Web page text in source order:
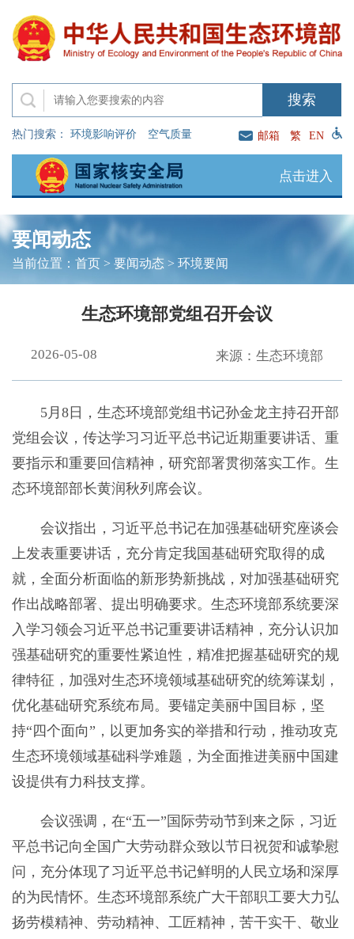
热门搜索： 环境影响评价 空气质量 邮箱 繁 EN
点击进入
要闻动态
当前位置： 首页> 要闻动态 > 环境要闻
生态环境部党组召开会议
2026-05-08 来源：生态环境部
5月8日，生态环境部党组书记孙金龙主持召开部
党组会议，传达学习习近平总书记近期重要讲话、重
要指示和重要回信精神，研究部署贯彻落实工作。生
态环境部部长黄润秋列席会议。
会议指出，习近平总书记在加强基础研究座谈会
上发表重要讲话，充分肯定我国基础研究取得的成
就，全面分析面临的新形势新挑战，对加强基础研究
作出战略部署、提出明确要求。生态环境部系统要深
入学习领会习近平总书记重要讲话精神，充分认识加
强基础研究的重要性紧迫性，精准把握基础研究的规
律特征，加强对生态环境领域基础研究的统筹谋划，
优化基础研究系统布局。要锚定美丽中国目标，坚
持“四个面向”，以更加务实的举措和行动，推动攻克
生态环境领域基础科学难题，为全面推进美丽中国建
设提供有力科技支撑。
会议强调，在“五一”国际劳动节到来之际，习近
平总书记向全国广大劳动群众致以节日祝贺和诚挚慰
问，充分体现了习近平总书记鲜明的人民立场和深厚
的为民情怀。生态环境部系统广大干部职工要大力弘
扬劳模精神、劳动精神、工匠精神，苦干实干、敬业